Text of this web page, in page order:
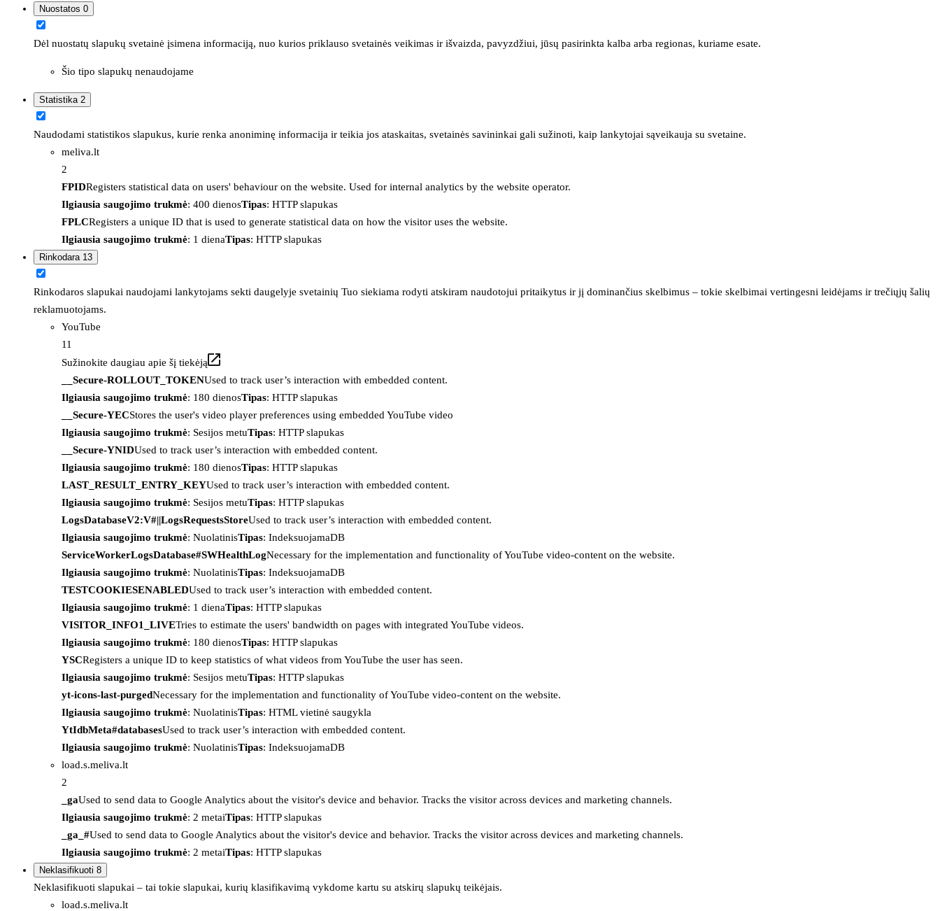
Nuostatos 0
Dėl nuostatų slapukų svetainė įsimena informaciją, nuo kurios priklauso svetainės veikimas ir išvaizda, pavyzdžiui, jūsų pasirinkta kalba arba regionas, kuriame esate.
Šio tipo slapukų nenaudojame
Statistika 2
Naudodami statistikos slapukus, kurie renka anoniminę informacija ir teikia jos ataskaitas, svetainės savininkai gali sužinoti, kaip lankytojai sąveikauja su svetaine.
meliva.lt
2
FPIDRegisters statistical data on users' behaviour on the website. Used for internal analytics by the website operator.
Ilgiausia saugojimo trukmė: 400 dienosTipas: HTTP slapukas
FPLCRegisters a unique ID that is used to generate statistical data on how the visitor uses the website.
Ilgiausia saugojimo trukmė: 1 dienaTipas: HTTP slapukas
Rinkodara 13
Rinkodaros slapukai naudojami lankytojams sekti daugelyje svetainių Tuo siekiama rodyti atskiram naudotojui pritaikytus ir jį dominančius skelbimus – tokie skelbimai vertingesni leidėjams ir trečiųjų šalių
reklamuotojams.
YouTube
11
Sužinokite daugiau apie šį tiekėją
__Secure-ROLLOUT_TOKENUsed to track user’s interaction with embedded content.
Ilgiausia saugojimo trukmė: 180 dienosTipas: HTTP slapukas
__Secure-YECStores the user's video player preferences using embedded YouTube video
Ilgiausia saugojimo trukmė: Sesijos metuTipas: HTTP slapukas
__Secure-YNIDUsed to track user’s interaction with embedded content.
Ilgiausia saugojimo trukmė: 180 dienosTipas: HTTP slapukas
LAST_RESULT_ENTRY_KEYUsed to track user’s interaction with embedded content.
Ilgiausia saugojimo trukmė: Sesijos metuTipas: HTTP slapukas
LogsDatabaseV2:V#||LogsRequestsStoreUsed to track user’s interaction with embedded content.
Ilgiausia saugojimo trukmė: NuolatinisTipas: IndeksuojamaDB
ServiceWorkerLogsDatabase#SWHealthLogNecessary for the implementation and functionality of YouTube video-content on the website.
Ilgiausia saugojimo trukmė: NuolatinisTipas: IndeksuojamaDB
TESTCOOKIESENABLEDUsed to track user’s interaction with embedded content.
Ilgiausia saugojimo trukmė: 1 dienaTipas: HTTP slapukas
VISITOR_INFO1_LIVETries to estimate the users' bandwidth on pages with integrated YouTube videos.
Ilgiausia saugojimo trukmė: 180 dienosTipas: HTTP slapukas
YSCRegisters a unique ID to keep statistics of what videos from YouTube the user has seen.
Ilgiausia saugojimo trukmė: Sesijos metuTipas: HTTP slapukas
yt-icons-last-purgedNecessary for the implementation and functionality of YouTube video-content on the website.
Ilgiausia saugojimo trukmė: NuolatinisTipas: HTML vietinė saugykla
YtIdbMeta#databasesUsed to track user’s interaction with embedded content.
Ilgiausia saugojimo trukmė: NuolatinisTipas: IndeksuojamaDB
load.s.meliva.lt
2
_gaUsed to send data to Google Analytics about the visitor's device and behavior. Tracks the visitor across devices and marketing channels.
Ilgiausia saugojimo trukmė: 2 metaiTipas: HTTP slapukas
_ga_#Used to send data to Google Analytics about the visitor's device and behavior. Tracks the visitor across devices and marketing channels.
Ilgiausia saugojimo trukmė: 2 metaiTipas: HTTP slapukas
Neklasifikuoti 8
Neklasifikuoti slapukai – tai tokie slapukai, kurių klasifikavimą vykdome kartu su atskirų slapukų teikėjais.
load.s.meliva.lt